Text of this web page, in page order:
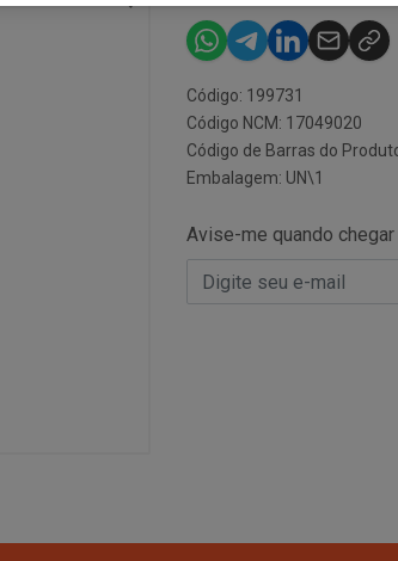
Código: 199731
Código NCM: 17049020
Código de Barras do
Embalagem: UN\1
Avise-me quando chegar